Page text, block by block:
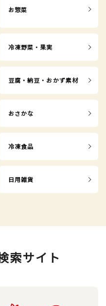
お惣菜
冷凍野菜・果実
豆腐・納豆・おかず素材
おさかな
冷凍食品
日用雑貨
索サイト